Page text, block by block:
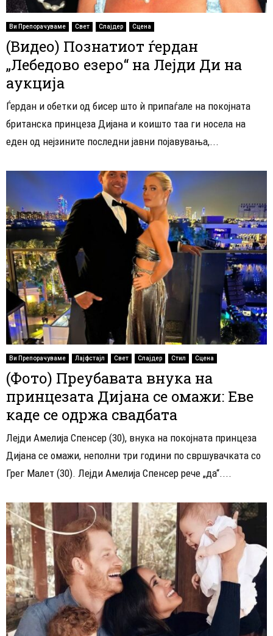
Ви Препорачуваме Свет Слајдер Сцена
(Видео) Познатиот ѓердан
„Лебедово езеро“ на Лејди Ди на
аукција
Ѓердан и обетки од бисер што ѝ припаѓале на покојната
британска принцеза Дијана и коишто таа ги носела на
еден од нејзините последни јавни појавувања,...
Ви Препорачуваме Лајфстајл Свет Слајдер Стил Сцена
(Фото) Преубавата внука на
принцезата Дијана се oмажи: Еве
каде се одржа свадбата
Лејди Амелија Спенсер (30), внука на покојната принцеза
Дијана се омажи, неполни три години по свршувачката со
Грег Малет (30). Лејди Амелија Спенсер рече „да“....